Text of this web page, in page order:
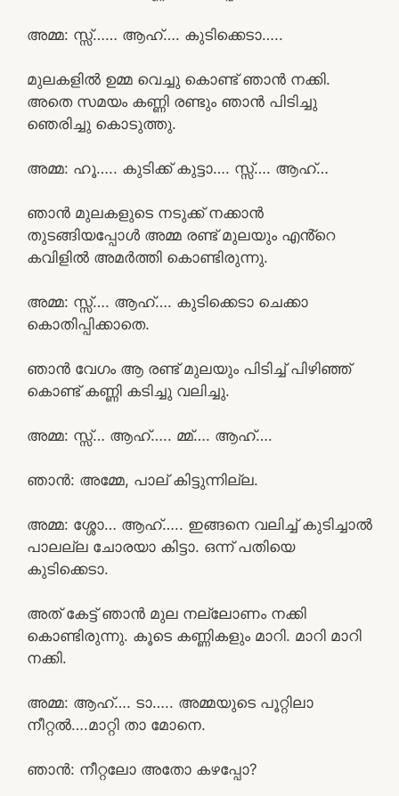
അമ്മ: സ്സ്‌…… ആഹ്…. കുടിക്കെടാ…..
മുലകളിൽ ഉമ്മ വെച്ചു കൊണ്ട് ഞാൻ നക്കി.
അതെ സമയം കണ്ണി രണ്ടും ഞാൻ പിടിച്ചു
ഞെരിച്ചു കൊടുത്തു.
അമ്മ: ഹൂ….. കുടിക്ക് കുട്ടാ…. സ്സ്‌…. ആഹ്…
ഞാൻ മുലകളുടെ നടുക്ക് നക്കാൻ
തുടങ്ങിയപ്പോൾ അമ്മ രണ്ട് മുലയും എൻ്റെ
കവിളിൽ അമർത്തി കൊണ്ടിരുന്നു.
അമ്മ: സ്സ്‌…. ആഹ്…. കുടിക്കെടാ ചെക്കാ
കൊതിപ്പിക്കാതെ.
ഞാൻ വേഗം ആ രണ്ട് മുലയും പിടിച്ച് പിഴിഞ്ഞ്
കൊണ്ട് കണ്ണി കടിച്ചു വലിച്ചു.
അമ്മ: സ്സ്‌… ആഹ്….. മ്മ്…. ആഹ്….
ഞാൻ: അമ്മേ, പാല് കിട്ടുന്നില്ല.
അമ്മ: ശ്ശോ… ആഹ്….. ഇങ്ങനെ വലിച്ച് കുടിച്ചാൽ
പാലല്ല ചോരയാ കിട്ടാ. ഒന്ന് പതിയെ
കുടിക്കെടാ.
അത് കേട്ട് ഞാൻ മുല നല്ലോണം നക്കി
കൊണ്ടിരുന്നു. കൂടെ കണ്ണികളും മാറി. മാറി മാറി
നക്കി.
അമ്മ: ആഹ്…. ടാ….. അമ്മയുടെ പൂറ്റിലാ
നീറ്റൽ….മാറ്റി താ മോനെ.
ഞാൻ: നീറ്റലോ അതോ കഴപ്പോ?